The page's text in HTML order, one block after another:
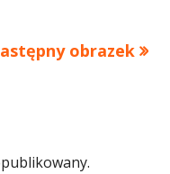
obrazek